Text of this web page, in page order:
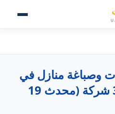
وصباغة منازل في
الإمارات: مقارنة 34 شركة (محدث 19